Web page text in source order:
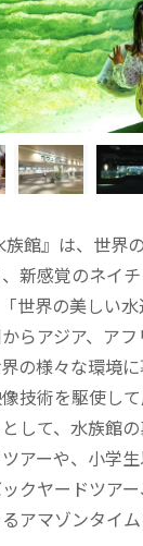
族館』は、世界
新感覚のネイ
世界の美しい
らアジア、ア
の様々な環境
技術を駆使し
して、水族館
アーや、小学
クヤードツア
アマゾンタイム